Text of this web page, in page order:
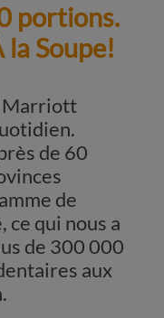
portions.
la Soupe!
Marriott
de 60
de
qui nous a
de 300 000
aux